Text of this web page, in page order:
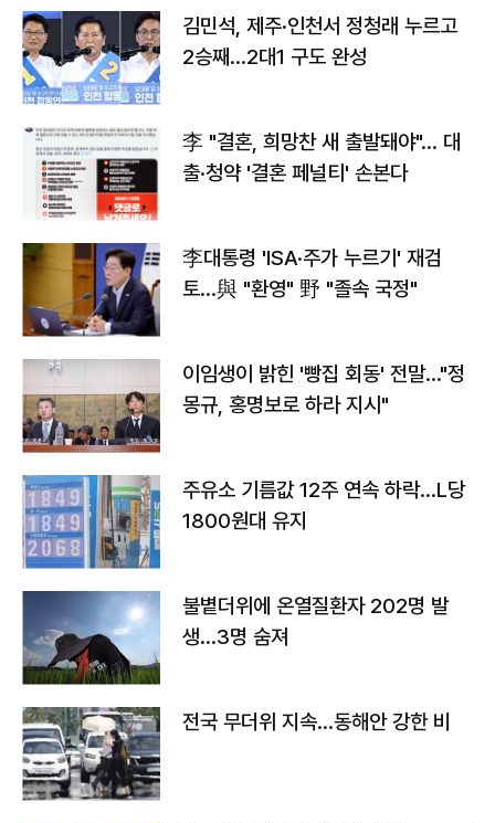
김민석, 제주·인천서 정청래 누르고
2승째…2대1 구도 완성
李 "결혼, 희망찬 새 출발돼야"… 대
출·청약 '결혼 페널티' 손본다
李대통령 'ISA·주가 누르기' 재검
토…與 "환영" 野 "졸속 국정"
이임생이 밝힌 '빵집 회동' 전말…"정
몽규, 홍명보로 하라 지시"
주유소 기름값 12주 연속 하락…L당
1800원대 유지
불볕더위에 온열질환자 202명 발
생…3명 숨져
전국 무더위 지속…동해안 강한 비